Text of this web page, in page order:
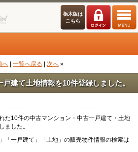
栃木版は
こちら
へ 一覧へ戻る 次へ »
建て土地情報を10件登録しました。
た10件の中古マンション・中古一戸建て・土地
ました。
「一戸建て」「土地」の販売物件情報の検索は